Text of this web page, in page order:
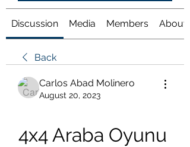
Discussion Media Members About
Back
Carlos Abad Molinero
August 20, 2023
4x4 Araba Oyunu